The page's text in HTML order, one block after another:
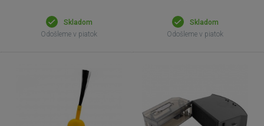
Skladom
Odošleme v piatok
Skladom
Odošleme v piatok